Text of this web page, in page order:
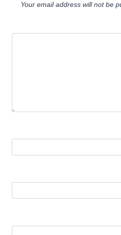
Your email address will not be